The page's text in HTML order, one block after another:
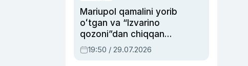
Mariupol qamalini yorib
oʻtgan va “Izvarino
qozoni”dan chiqqan
qahramon — Ukraina
armiyasi bosh
19:50 / 29.07.2026